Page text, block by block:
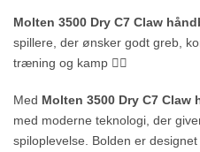
Molten 3500 Dry C7 Claw
spillere, der ønsker godt greb,
træning og kamp 🤾‍♂️
Med Molten 3500 Dry C7 Claw
med moderne teknologi, der
spiloplevelse. Bolden er